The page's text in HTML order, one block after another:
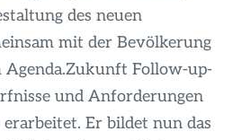
des neuen
mit der Bevölkerung
Follow-up-
und Anforderungen
Er bildet nun das